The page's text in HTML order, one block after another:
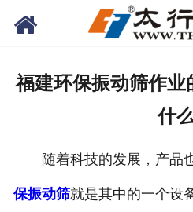
福建环保振动筛作业
什
随着科技的发展，产品也
保振动筛就是其中的一个设